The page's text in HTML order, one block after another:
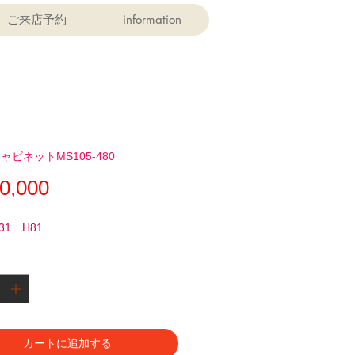
ご来店予約 information
ビネットMS105-480
価
H81
カートに追加する